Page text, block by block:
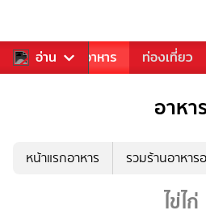
อ่าน
การเพลง อาหาร ท่องเที่ยว
อาหา
หน้าแรกอาหาร รวมร้านอาหาร
ไข่ไก่